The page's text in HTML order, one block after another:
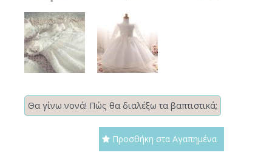
Θα γίνω νονά! Πώς θα διαλέξω τα βαπτιστικά;
Προσθήκη στα Αγαπημένα